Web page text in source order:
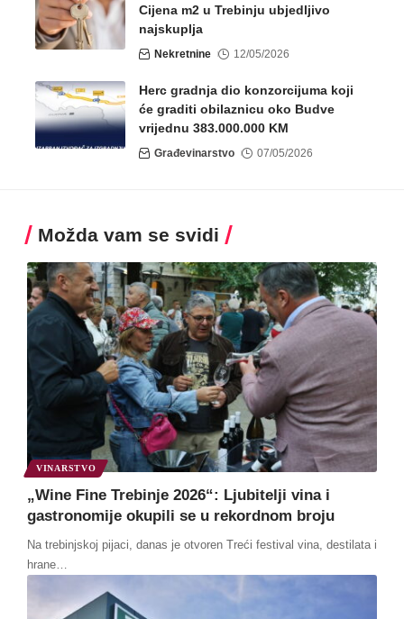
Cijena m2 u Trebinju ubjedljivo
najskuplja
Nekretnine 12/05/2026
Herc gradnja dio konzorcijuma koji
će graditi obilaznicu oko Budve
vrijednu 383.000.000 KM
Građevinarstvo 07/05/2026
Možda vam se svidi
VINARSTVO
„Wine Fine Trebinje 2026“: Ljubitelji vina i
gastronomije okupili se u rekordnom broju
Na trebinjskoj pijaci, danas je otvoren Treći festival vina, destilata i
hrane…